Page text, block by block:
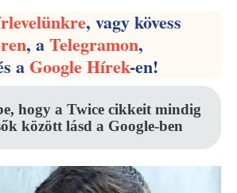
, vagy kövess
, aTelegramon,
aGoogle Hírek-en!
hogy a Twice cikkeit mindig
között lásd a Google-ben